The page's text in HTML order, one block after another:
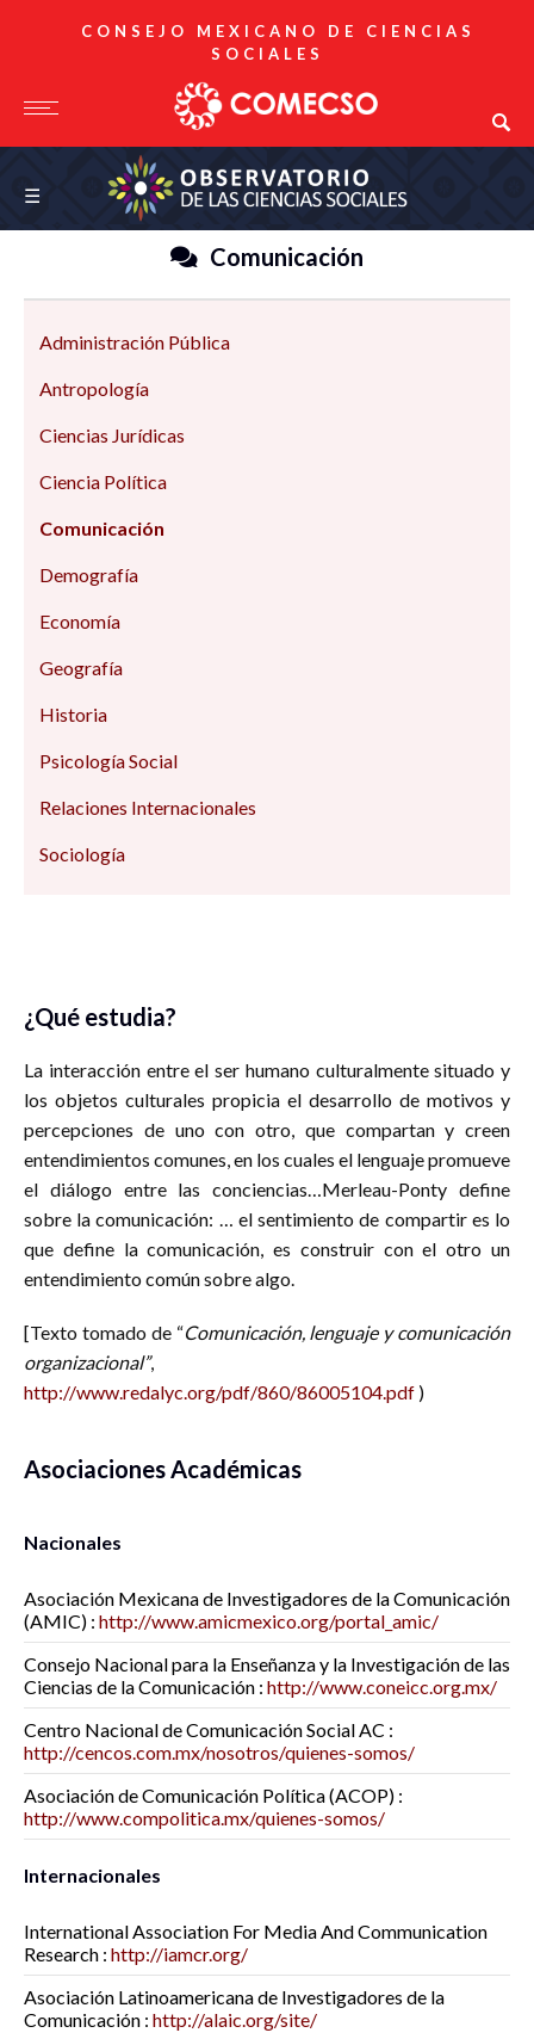
CONSEJO MEXICANO DE CIENCIAS
SOCIALES
Observatorio de las Ciencias Sociales
☰
Administración Pública
Antropología
Ciencias Jurídicas
Ciencia Política
Comunicación
Demografía
Economía
Geografía
Historia
Psicología Social
Relaciones Internacionales
Sociología
Comunicación
¿Qué estudia?
La interacción entre el ser humano culturalmente situado y
los objetos culturales propicia el desarrollo de motivos y
percepciones de uno con otro, que compartan y creen
entendimientos comunes, en los cuales el lenguaje promueve
el diálogo entre las conciencias…Merleau-Ponty define
sobre la comunicación: … el sentimiento de compartir es lo
que define la comunicación, es construir con el otro un
entendimiento común sobre algo.
[Texto tomado de “Comunicación, lenguaje y comunicación
organizacional”,
http://www.redalyc.org/pdf/860/86005104.pdf )
Asociaciones Académicas
Nacionales
Asociación Mexicana de Investigadores de la Comunicación
(AMIC) : http://www.amicmexico.org/portal_amic/
Consejo Nacional para la Enseñanza y la Investigación de las
Ciencias de la Comunicación : http://www.coneicc.org.mx/
Centro Nacional de Comunicación Social AC :
http://cencos.com.mx/nosotros/quienes-somos/
Asociación de Comunicación Política (ACOP) :
http://www.compolitica.mx/quienes-somos/
Internacionales
International Association For Media And Communication
Research : http://iamcr.org/
Asociación Latinoamericana de Investigadores de la
Comunicación : http://alaic.org/site/